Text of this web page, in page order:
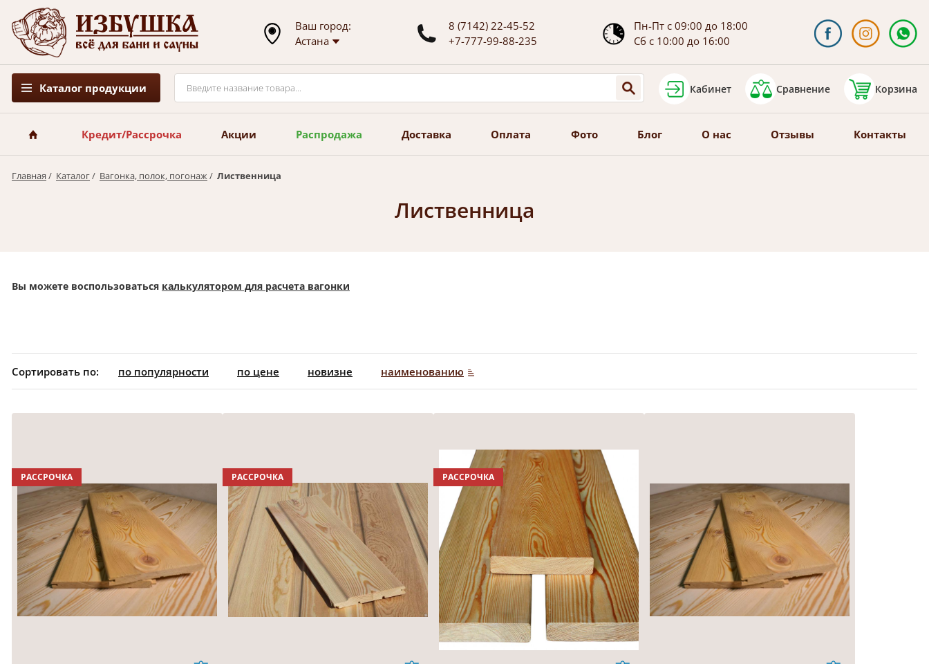
Ваш город:
Астана
8 (7142) 22-45-52
+7-777-99-88-235
Пн-Пт с 09:00 до 18:00
Сб с 10:00 до 16:00
Каталог продукции Кабинет Сравнение Корзина
Кредит/Рассрочка Акции Распродажа Доставка Оплата Фото Блог О нас Отзывы Контакты
Главная / Каталог/ Вагонка, полок, погонаж/ Лиственница
Лиственница
Вы можете воспользоваться калькулятором для расчета вагонки
Сортировать по: по популярности по цене новизне наименованию
РАССРОЧКА РАССРОЧКА РАССРОЧКА